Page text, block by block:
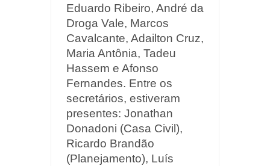
Eduardo Ribeiro, André da
Droga Vale, Marcos
Cavalcante, Adailton Cruz,
Maria Antônia, Tadeu
Hassem e Afonso
Fernandes. Entre os
secretários, estiveram
presentes: Jonathan
Donadoni (Casa Civil),
Ricardo Brandão
(Planejamento), Luís